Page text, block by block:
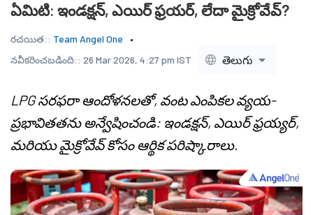
ఏమిటి: ఇండక్షన్, ఎయిర్ ఫ్రయర్, లేదా మైక్రోవేవ్?
రచయిత:: Team Angel One
నవీకరించబడింది:: 26 Mar 2026, 4:27 pm IST తెలుగు
LPG సరఫరా ఆందోళనలతో, వంట ఎంపికల వ్యయ-
ప్రభావితతను అన్వేషించండి: ఇండక్షన్, ఎయిర్ ఫ్రయ్యర్,
మరియు మైక్రోవేవ్ కోసం ఆర్థిక పరిష్కారాలు.